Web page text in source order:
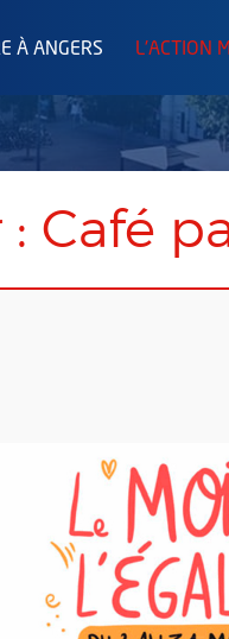
À ANGERS L'ACTION
Café